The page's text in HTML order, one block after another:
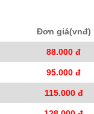
Đơn giá(vnđ)
88.000 đ
95.000 đ
115.000 đ